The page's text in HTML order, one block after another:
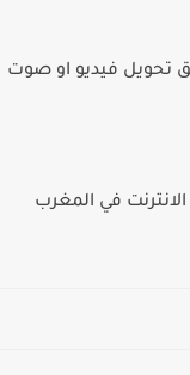
طريق تحويل فيديو او صوت
في المغرب